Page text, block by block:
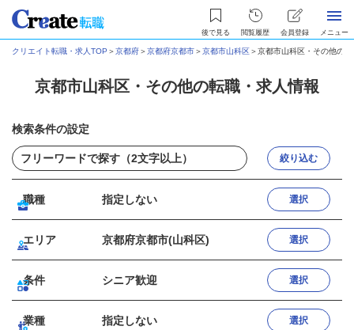
後で見る 閲覧履歴 会員登録 メニュー
クリエイト転職・求人TOP ＞京都府＞京都府京都市＞京都市山科区＞京都市山科区・その他の
京都市山科区・その他の転職・求人情報
検索条件の設定
絞り込む
職種 指定しない 選択
エリア 京都府京都市(山科区) 選択
条件 シニア歓迎 選択
業種 指定しない 選択